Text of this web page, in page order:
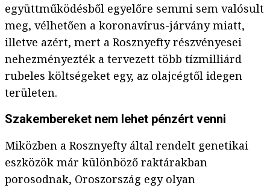
együttműködésből egyelőre semmi sem valósult
meg, vélhetően a koronavírus-járvány miatt,
illetve azért, mert a Rosznyefty részvényesei
nehezményezték a tervezett több tízmilliárd
rubeles költségeket egy, az olajcégtől idegen
területen.
Szakembereket nem lehet pénzért venni
Miközben a Rosznyefty által rendelt genetikai
eszközök már különböző raktárakban
porosodnak, Oroszország egy olyan